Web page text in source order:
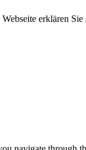
erklären